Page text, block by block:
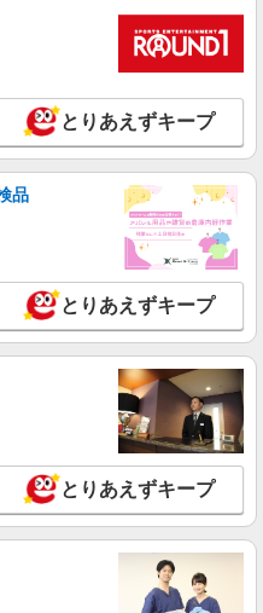
間】詰めるだけの簡単作業
就業先により異なる）
詳細を見る
手でも安心♪接客なしの軽作業
就業先により異なる）
詳細を見る
に｜座ってできるモクモク軽
就業先により異なる）
とりあえずキープ
品
とりあえずキープ
とりあえずキープ